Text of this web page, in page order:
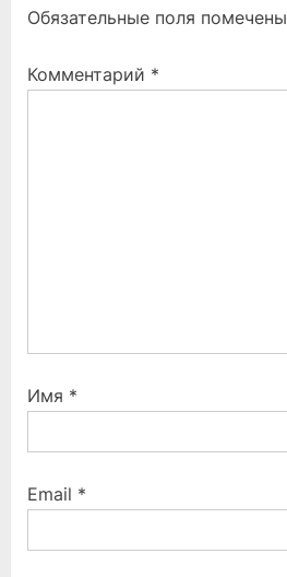
u
P
o
t
Обязательные поля помечены
Комментарий *
Имя *
Email *